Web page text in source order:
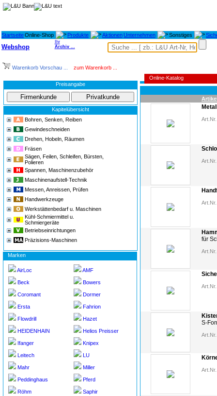
StartseiteOnline-Shop Produkte AktionenUnternehmen Sonstiges
Webshop
Ihr
Archiv ...
Warenkorb Vorschau ... zum Warenkorb ...
Preisangabe
Kapitelübersicht
Bohren, Senken, Reiben
Gewindeschneiden
Drehen, Hobeln, Räumen
Fräsen
Sägen, Feilen, Schleifen, Bürsten,
Polieren
Spannen, Maschinenzubehör
Maschinenaufstell-Technik
Messen, Anreissen, Prüfen
Handwerkzeuge
Werkstättenbedarf u. Maschinen
Kühl-Schmiermittel u.
Schmiergeräte
Betriebseinrichtungen
Präzisions-Maschinen
Marken
AirLoc AMF
Beck Bowers
Coromant Dormer
Ersta Fahrion
Flowdrill Hazet
HEIDENHAIN Helios Preisser
Ifanger Knipex
Leitech LU
Mahr Miller
Peddinghaus Pferd
Röhm Saphir
Online-Katalog
für
S-